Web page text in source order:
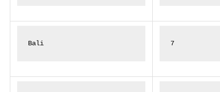
Bali 7